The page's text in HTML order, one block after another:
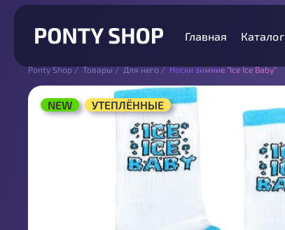
Главная Каталог
Ponty Shop/Товары/Для него/Носки зимние “Ice Ice Baby”
NEW УТЕПЛЁННЫЕ